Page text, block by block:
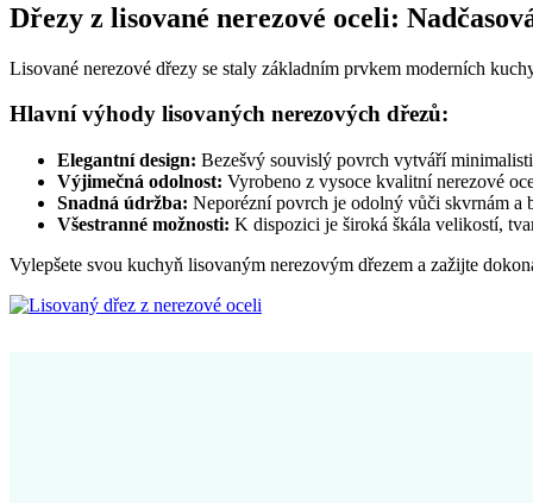
Dřezy z lisované nerezové oceli:
Lisované nerezové dřezy se staly základním prvkem moderních
Hlavní výhody lisovaných nerezových dřezů:
Elegantní design: Bezešvý souvislý povrch vytváří
Výjimečná odolnost: Vyrobeno z vysoce kvalitní nerezové
Snadná údržba: Neporézní povrch je odolný vůči skvrnám a
Všestranné možnosti: K dispozici je široká škála velikostí,
Vylepšete svou kuchyň lisovaným nerezovým dřezem a zažijte